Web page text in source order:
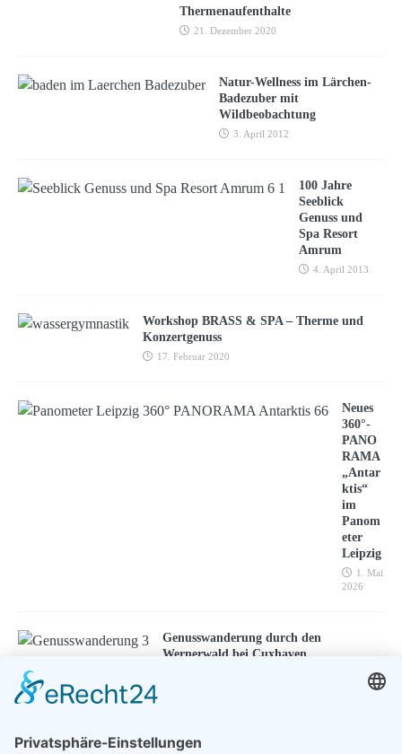
Thermenaufenthalte
21. Dezember 2020
Natur-Wellness im Lärchen-
Badezuber mit
Wildbeobachtung
3. April 2012
100 Jahre
Seeblick
Genuss und
Spa Resort
Amrum
4. April 2013
Workshop BRASS & SPA – Therme und
Konzertgenuss
17. Februar 2020
Neues
360°-
PANO
RAMA
„Antar
ktis“
im
Panom
eter
Leipzig
1. Mai
2026
Genusswanderung durch den
Wernerwald bei Cuxhaven